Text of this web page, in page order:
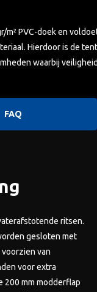
m² PVC-doek en
Hierdoor is de tent
waarbij
FAQ
ritsen.
gesloten met
van
voor extra
200 mm modderflap